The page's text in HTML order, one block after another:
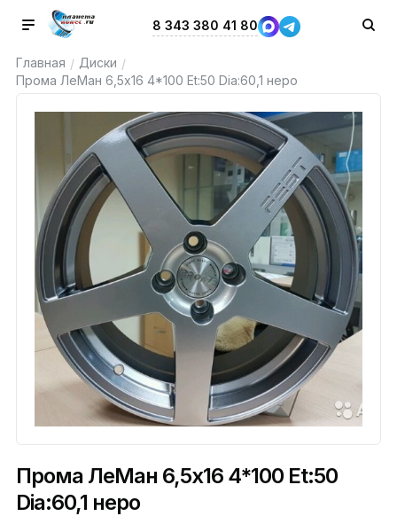
8 343 380 41 80
Главная / Диски /
Прома ЛеМан 6,5x16 4*100 Et:50 Dia:60,1 неро
Прома ЛеМан 6,5x16 4*100 Et:50
Dia:60,1 неро